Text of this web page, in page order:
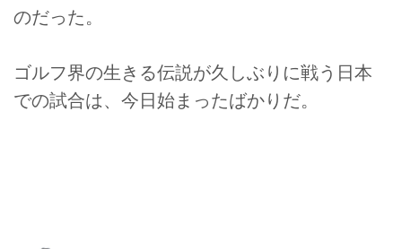
のだった。
ゴルフ界の生きる伝説が久しぶりに戦う日本
での試合は、今日始まったばかりだ。